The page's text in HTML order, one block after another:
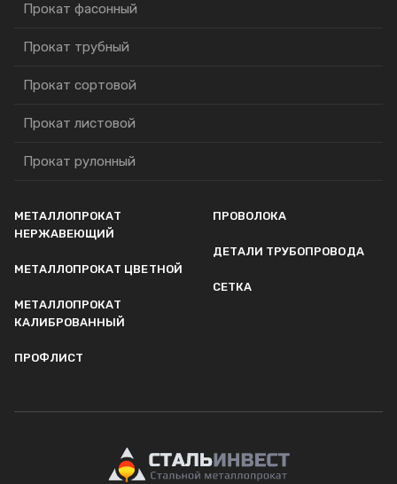
Прокат фасонный
Прокат трубный
Прокат сортовой
Прокат листовой
Прокат рулонный
МЕТАЛЛОПРОКАТ
НЕРЖАВЕЮЩИЙ
МЕТАЛЛОПРОКАТ ЦВЕТНОЙ
МЕТАЛЛОПРОКАТ
КАЛИБРОВАННЫЙ
ПРОФЛИСТ
ПРОВОЛОКА
ДЕТАЛИ ТРУБОПРОВОДА
СЕТКА